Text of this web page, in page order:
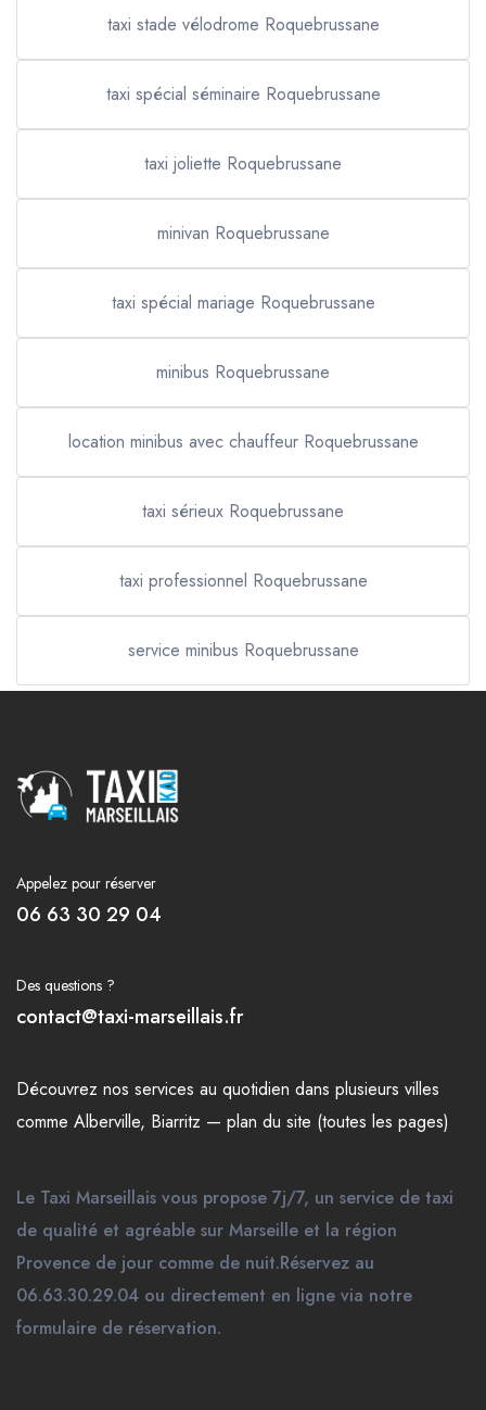
taxi stade vélodrome Roquebrussane
taxi spécial séminaire Roquebrussane
taxi joliette Roquebrussane
minivan Roquebrussane
taxi spécial mariage Roquebrussane
minibus Roquebrussane
location minibus avec chauffeur Roquebrussane
taxi sérieux Roquebrussane
taxi professionnel Roquebrussane
service minibus Roquebrussane
Appelez pour réserver
06 63 30 29 04
Des questions ?
contact@taxi-marseillais.fr
Découvrez nos services au quotidien dans plusieurs villes
comme Alberville, Biarritz — plan du site (toutes les pages)
Le Taxi Marseillais vous propose 7j/7, un service de taxi
de qualité et agréable sur Marseille et la région
Provence de jour comme de nuit.Réservez au
06.63.30.29.04 ou directement en ligne via notre
formulaire de réservation.